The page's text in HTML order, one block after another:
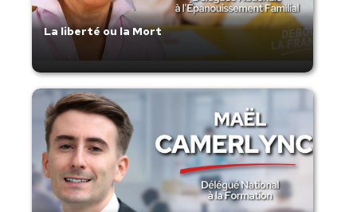
La liberté ou la Mort